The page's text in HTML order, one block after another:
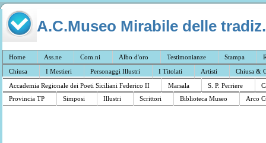
A.C.Museo Mirabile delle
Home Ass.ne Com.ni Albo d'oro Testimonianze Stampa
Chiusa
I Mestieri Personaggi Illustri I Titolati Artisti
Chiusa &
Accademia Regionale dei Poeti Siciliani Federico II
Marsala S. P. Perriere
Provincia TP
Simposi Illustri Scrittori Biblioteca Museo Arco